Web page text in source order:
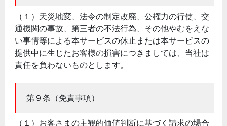
（１）天災地変、法令の制定改廃、公権力の行使、交
通機関の事故、第三者の不法行為、その他やむをえな
い事情等による本サービスの休止または本サービスの
提供中に生じたお客様の損害につきましては、当社は
責任を負わないものとします。
第９条（免責事項）
（１）お客さまの主観的価値判断に基づく請求の場合